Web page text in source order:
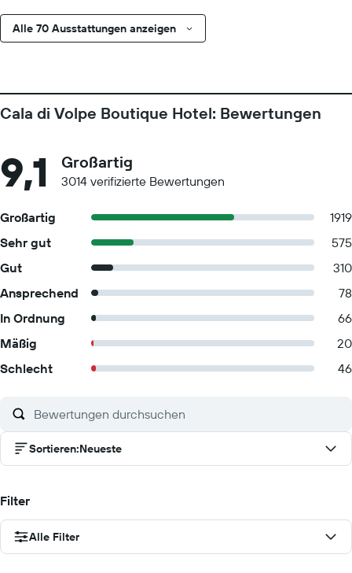
Alle 70 Ausstattungen anzeigen
Cala di Volpe Boutique Hotel: Bewertungen
9,1 Großartig
3014 verifizierte Bewertungen
Großartig
1919
Sehr gut
575
Gut
310
Ansprechend
78
In Ordnung
66
Mäßig
20
Schlecht
46
Sortieren:Neueste
Filter
Alle Filter